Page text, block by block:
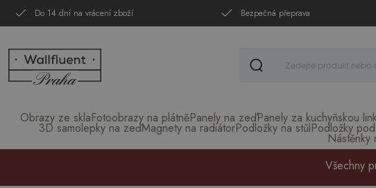
Do 14 dní na vrácení zboží Bezpečná přeprava
Obrazy ze sklaFotoobrazy na plátněPanely na zeďPanely za kuchyňskou
3D samolepky na zeďMagnety na radiátorPodložky na stůlPodložky
Nástěnky
Všechny